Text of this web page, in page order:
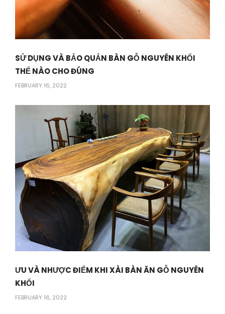
SỬ DỤNG VÀ BẢO QUẢN BÀN GỖ NGUYÊN KHỐI
THẾ NÀO CHO ĐÚNG
FEBRUARY 16, 2022
ƯU VÀ NHƯỢC ĐIỂM KHI XÀI BÀN ĂN GỖ NGUYÊN
KHỐI
FEBRUARY 16, 2022